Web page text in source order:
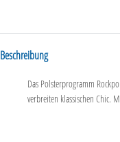
Beschreibung
Das Polsterprogramm
verbreiten klassischen Chic.